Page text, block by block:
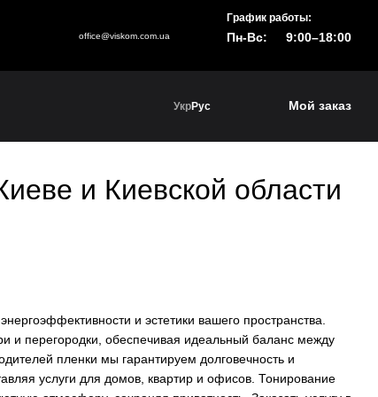
office@viskom.com.ua
График работы:
Пн-Вс: 9:00–18:00
УкрРус Мой заказ
и Киевской области
и эстетики вашего пространства.
и перегородки, обеспечивая идеальный баланс между
пленки мы гарантируем долговечность и
услуги для домов, квартир и офисов. Тонирование